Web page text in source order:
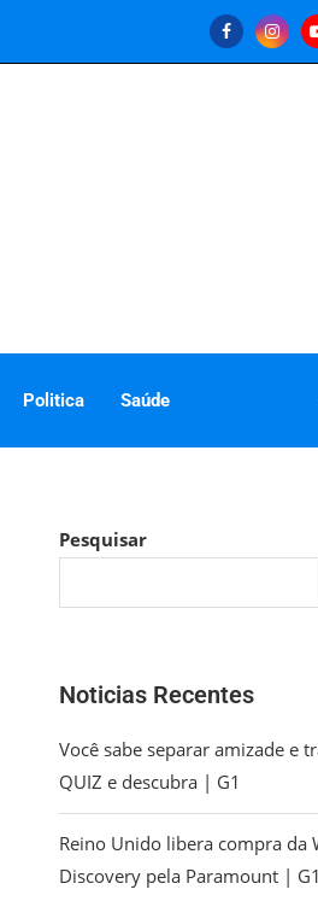
Politica Saúde
Pesquisar
Noticias Recentes
Você sabe separar amizade e
QUIZ e descubra | G1
Reino Unido libera compra da
Discovery pela Paramount | G1